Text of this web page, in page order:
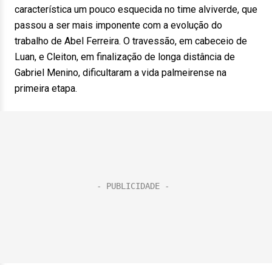
característica um pouco esquecida no time alviverde, que
passou a ser mais imponente com a evolução do
trabalho de Abel Ferreira. O travessão, em cabeceio de
Luan, e Cleiton, em finalização de longa distância de
Gabriel Menino, dificultaram a vida palmeirense na
primeira etapa.